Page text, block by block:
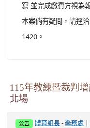
寫 並完成繳費方視為
本案倘有疑問，請逕
1420。
115年教練暨裁判
北場
公告 體育組長 -學務處 |